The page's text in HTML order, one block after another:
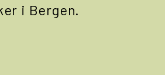
i Bergen.